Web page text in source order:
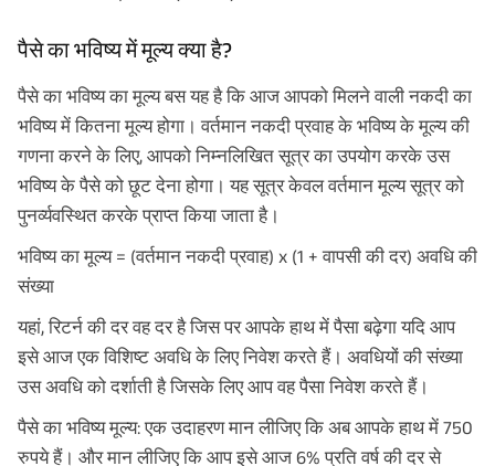
पैसे का भविष्य में मूल्य क्या है?
पैसे का भविष्य का मूल्य बस यह है कि आज आपको मिलने वाली नकदी का
भविष्य में कितना मूल्य होगा। वर्तमान नकदी प्रवाह के भविष्य के मूल्य की
गणना करने के लिए, आपको निम्नलिखित सूत्र का उपयोग करके उस
भविष्य के पैसे को छूट देना होगा। यह सूत्र केवल वर्तमान मूल्य सूत्र को
पुनर्व्यवस्थित करके प्राप्त किया जाता है।
भविष्य का मूल्य = (वर्तमान नकदी प्रवाह) x (1 + वापसी की दर) अवधि की
संख्या
यहां, रिटर्न की दर वह दर है जिस पर आपके हाथ में पैसा बढ़ेगा यदि आप
इसे आज एक विशिष्ट अवधि के लिए निवेश करते हैं। अवधियों की संख्या
उस अवधि को दर्शाती है जिसके लिए आप वह पैसा निवेश करते हैं।
पैसे का भविष्य मूल्य: एक उदाहरण मान लीजिए कि अब आपके हाथ में 750
रुपये हैं। और मान लीजिए कि आप इसे आज 6% प्रति वर्ष की दर से